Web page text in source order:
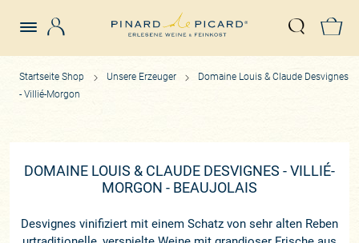
Suche
Startseite Shop Unsere Erzeuger
Domaine Louis & Claude Desvignes
- Villié-Morgon
DOMAINE LOUIS & CLAUDE DESVIGNES - VILLIÉ-
MORGON - BEAUJOLAIS
Desvignes vinifiziert mit einem Schatz von sehr alten Reben